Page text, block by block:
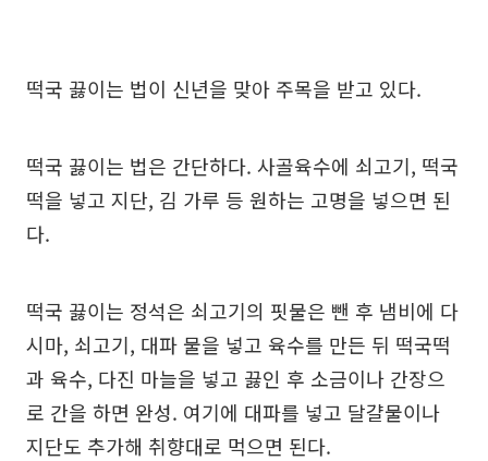
떡국 끓이는 법이 신년을 맞아 주목을 받고 있다.
떡국 끓이는 법은 간단하다. 사골육수에 쇠고기, 떡국
떡을 넣고 지단, 김 가루 등 원하는 고명을 넣으면 된
다.
떡국 끓이는 정석은 쇠고기의 핏물은 뺀 후 냄비에 다
시마, 쇠고기, 대파 물을 넣고 육수를 만든 뒤 떡국떡
과 육수, 다진 마늘을 넣고 끓인 후 소금이나 간장으
로 간을 하면 완성. 여기에 대파를 넣고 달걀물이나
지단도 추가해 취향대로 먹으면 된다.